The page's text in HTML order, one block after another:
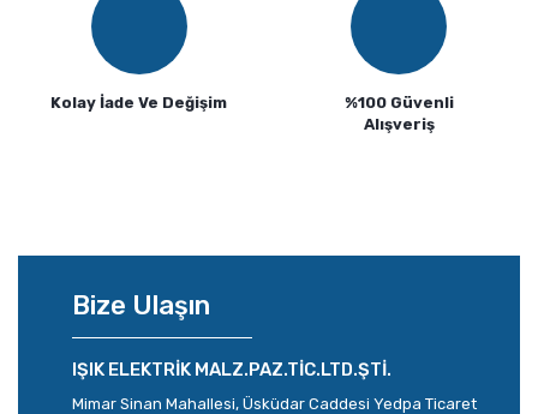
Kolay İade Ve Değişim
%100 Güvenli
Alışveriş
Bize Ulaşın
IŞIK ELEKTRİK MALZ.PAZ.TİC.LTD.ŞTİ.
Mimar Sinan Mahallesi, Üsküdar Caddesi Yedpa Ticaret